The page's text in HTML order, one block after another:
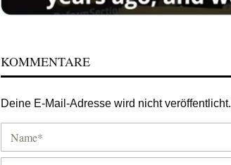
KOMMENTARE
Deine E-Mail-Adresse wird nicht veröffentlicht.